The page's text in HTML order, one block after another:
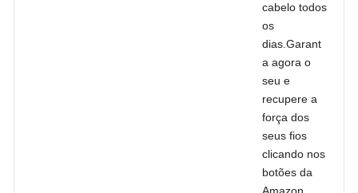
cabelo todos
os
dias.Garant
a agora o
seu e
recupere a
força dos
seus fios
clicando nos
botões da